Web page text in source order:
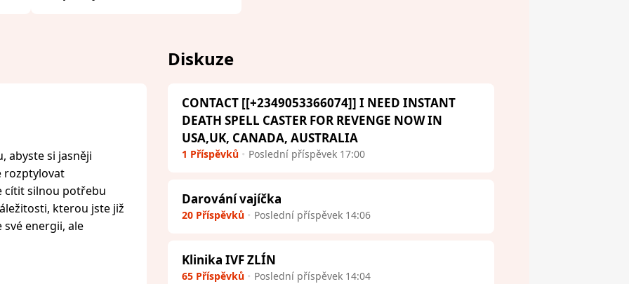
abyste si jasněji
rozptylovat
cítit silnou potřebu
kterou jste již
energii, ale
Diskuze
CONTACT [[+2349053366074]] I NEED INSTANT
DEATH SPELL CASTER FOR REVENGE NOW IN
USA,UK, CANADA, AUSTRALIA
1 Příspěvků Poslední příspěvek 17:00
Darování vajíčka
20 Příspěvků Poslední příspěvek 14:06
Klinika IVF ZLÍN
65 Příspěvků Poslední příspěvek 14:04